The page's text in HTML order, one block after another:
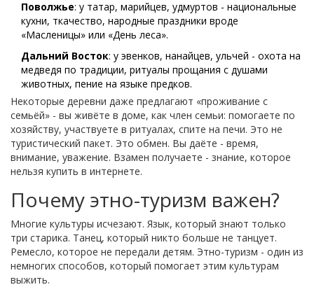
Поволжье: у татар, марийцев, удмуртов - национальные
кухни, ткачество, народные праздники вроде
«Масленицы» или «День леса».
Дальний Восток: у эвенков, нанайцев, ульчей - охота на
медведя по традиции, ритуалы прощания с душами
животных, пение на языке предков.
Некоторые деревни даже предлагают «проживание с
семьёй» - вы живёте в доме, как член семьи: помогаете по
хозяйству, участвуете в ритуалах, спите на печи. Это не
туристический пакет. Это обмен. Вы даёте - время,
внимание, уважение. Взамен получаете - знание, которое
нельзя купить в интернете.
Почему этно-туризм важен?
Многие культуры исчезают. Язык, который знают только
три старика. Танец, который никто больше не танцует.
Ремесло, которое не передали детям. Этно-туризм - один из
немногих способов, который помогает этим культурам
выжить.